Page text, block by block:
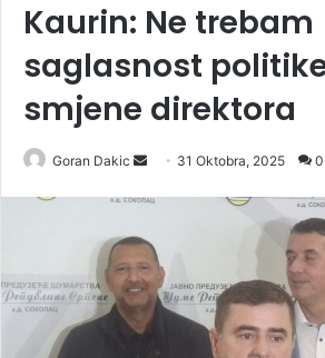
Kaurin: Ne trebam
saglasnost
smjene direktora
Goran Dakic
d
a
n
e
31 Oktobra, 2025 0